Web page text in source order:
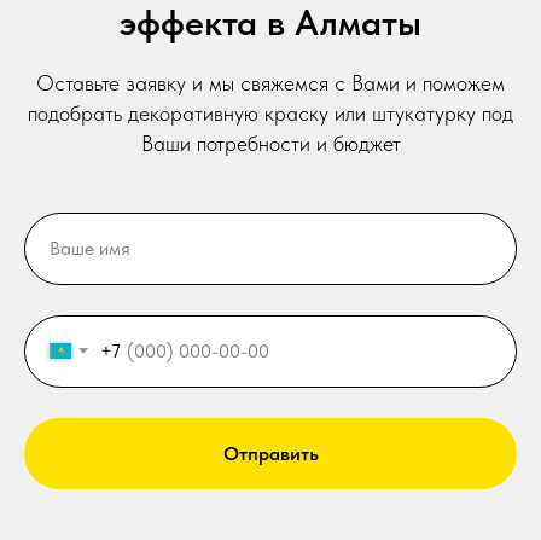
эффекта в Алматы
Оставьте заявку и мы свяжемся с Вами и поможем
подобрать декоративную краску или штукатурку под
Ваши потребности и бюджет
+7
Отправить